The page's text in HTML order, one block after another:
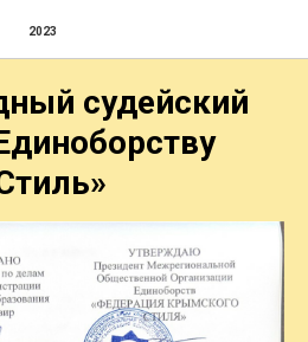
2023
судейский